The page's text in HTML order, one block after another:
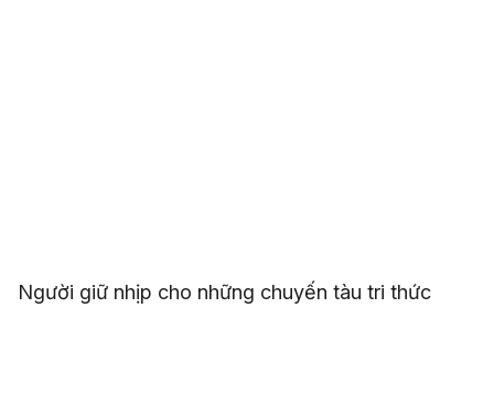
Người giữ nhịp cho những chuyến tàu tri thức